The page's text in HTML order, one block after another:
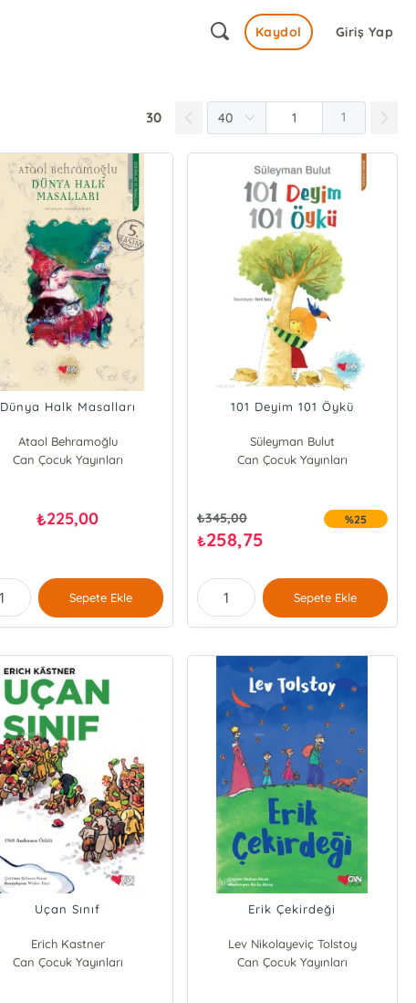
Giriş Yap
Kaydol
30 1
Dünya Halk Masalları
Ataol Behramoğlu
Can Çocuk Yayınları
₺225,00
Sepete Ekle
101 Deyim 101 Öykü
Süleyman Bulut
Can Çocuk Yayınları
₺345,00
₺258,75
%25
Sepete Ekle
Uçan Sınıf
Erich Kastner
Can Çocuk Yayınları
Erik Çekirdeği
Lev Nikolayeviç Tolstoy
Can Çocuk Yayınları